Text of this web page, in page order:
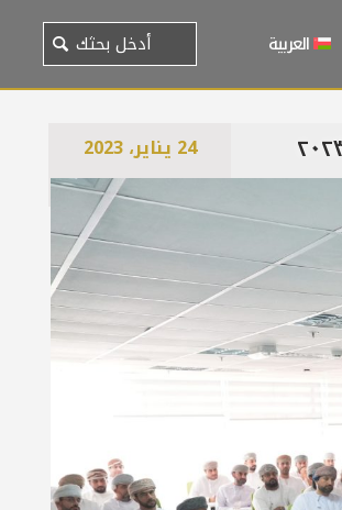
العربية
24 يناير، 2023